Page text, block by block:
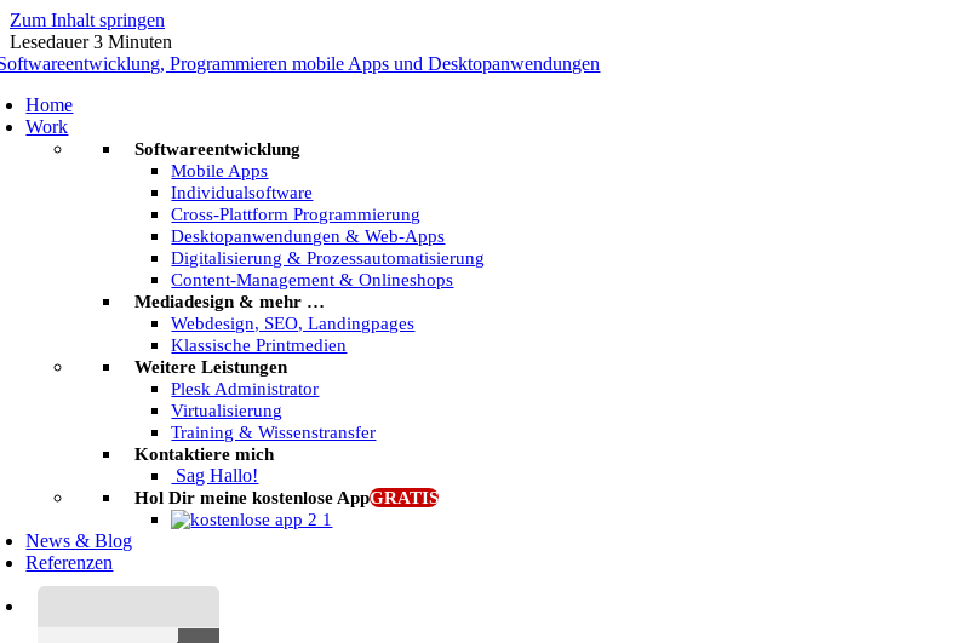
Zum Inhalt springen
Lesedauer 3 Minuten
Home
Work
Softwareentwicklung
Mobile Apps
Individualsoftware
Cross-Plattform Programmierung
Desktopanwendungen & Web-Apps
Digitalisierung & Prozessautomatisierung
Content-Management & Onlineshops
Mediadesign & mehr …
Webdesign, SEO, Landingpages
Klassische Printmedien
Weitere Leistungen
Plesk Administrator
Virtualisierung
Training & Wissenstransfer
Kontaktiere mich
Sag Hallo!
Hol Dir meine kostenlose AppGRATIS
News & Blog
Referenzen